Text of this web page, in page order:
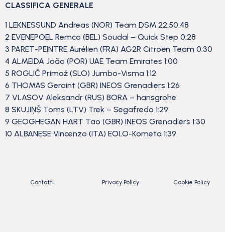
CLASSIFICA GENERALE
1 LEKNESSUND Andreas (NOR) Team DSM 22:50:48
2 EVENEPOEL Remco (BEL) Soudal – Quick Step 0:28
3 PARET-PEINTRE Aurélien (FRA) AG2R Citroën Team 0:30
4 ALMEIDA João (POR) UAE Team Emirates 1:00
5 ROGLIČ Primož (SLO) Jumbo-Visma 1:12
6 THOMAS Geraint (GBR) INEOS Grenadiers 1:26
7 VLASOV Aleksandr (RUS) BORA – hansgrohe
8 SKUJIŅŠ Toms (LTV) Trek – Segafredo 1:29
9 GEOGHEGAN HART Tao (GBR) INEOS Grenadiers 1:30
10 ALBANESE Vincenzo (ITA) EOLO-Kometa 1:39
Contatti Privacy Policy Cookie Policy